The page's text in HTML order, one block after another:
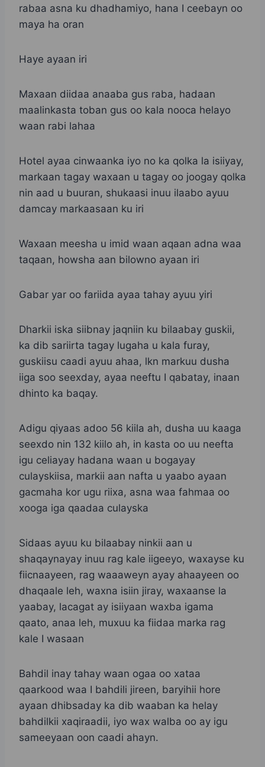
rabaa asna ku dhadhamiyo, hana I ceebayn oo
maya ha oran
Haye ayaan iri
Maxaan diidaa anaaba gus raba, hadaan
maalinkasta toban gus oo kala nooca helayo
waan rabi lahaa
Hotel ayaa cinwaanka iyo no ka qolka la isiiyay,
markaan tagay waxaan u tagay oo joogay qolka
nin aad u buuran, shukaasi inuu ilaabo ayuu
damcay markaasaan ku iri
Waxaan meesha u imid waan aqaan adna waa
taqaan, howsha aan bilowno ayaan iri
Gabar yar oo fariida ayaa tahay ayuu yiri
Dharkii iska siibnay jaqniin ku bilaabay guskii,
ka dib sariirta tagay lugaha u kala furay,
guskiisu caadi ayuu ahaa, lkn markuu dusha
iiga soo seexday, ayaa neeftu I qabatay, inaan
dhinto ka baqay.
Adigu qiyaas adoo 56 kiila ah, dusha uu kaaga
seexdo nin 132 kiilo ah, in kasta oo uu neefta
igu celiayay hadana waan u bogayay
culayskiisa, markii aan nafta u yaabo ayaan
gacmaha kor ugu riixa, asna waa fahmaa oo
xooga iga qaadaa culayska
Sidaas ayuu ku bilaabay ninkii aan u
shaqaynayay inuu rag kale iigeeyo, waxayse ku
fiicnaayeen, rag waaaweyn ayay ahaayeen oo
dhaqaale leh, waxna isiin jiray, waxaanse la
yaabay, lacagat ay isiiyaan waxba igama
qaato, anaa leh, muxuu ka fiidaa marka rag
kale I wasaan
Bahdil inay tahay waan ogaa oo xataa
qaarkood waa I bahdili jireen, baryihii hore
ayaan dhibsaday ka dib waaban ka helay
bahdilkii xaqiraadii, iyo wax walba oo ay igu
sameeyaan oon caadi ahayn.